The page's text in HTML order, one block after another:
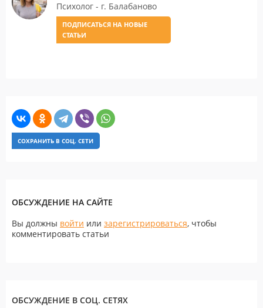
Психолог - г. Балабаново
ПОДПИСАТЬСЯ НА НОВЫЕ
СТАТЬИ
СОХРАНИТЬ В СОЦ. СЕТИ
ОБСУЖДЕНИЕ НА САЙТЕ
Вы должны войти или зарегистрироваться, чтобы
комментировать статьи
ОБСУЖДЕНИЕ В СОЦ. СЕТЯХ